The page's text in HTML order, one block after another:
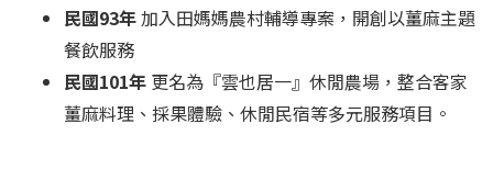
民國93年加入田媽媽農村輔導專案，開創以薑麻主題
餐飲服務
民國101年 更名為『雲也居一』休閒農場，整合客家
薑麻料理、採果體驗、休閒民宿等多元服務項目。